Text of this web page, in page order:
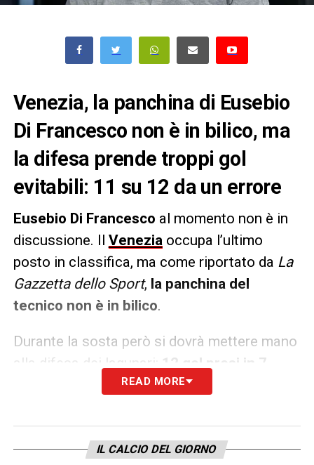
Venezia, la panchina di Eusebio
Di Francesco non è in bilico, ma
la difesa prende troppi gol
evitabili: 11 su 12 da un errore
Eusebio Di Francesco al momento non è in
discussione. Il Venezia occupa l’ultimo
posto in classifica, ma come riportato da La
Gazzetta dello Sport, la panchina del
tecnico non è in bilico.
Durante la sosta però si dovrà mettere mano
alla difesa dei lagunari: 12 gol presi in 7
partite sono tanti, ma non troppi
che preoccupa è che11 di questi sono
assolutamente evitabili: tre sono arrivati su
READ MORE
IL CALCIO DEL GIORNO